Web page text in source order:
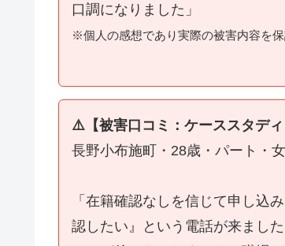
口調になりました」
※個人の感想であり実際の被害内容を
⚠️【被害口コミ：ケーススタディ
長野小布施町・28歳・パート・
「在籍確認なしを信じて申し込
認したい』という電話が来まし